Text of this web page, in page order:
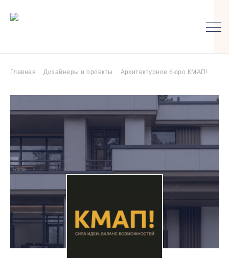
Главная Дизайнеры и проекты Архитектурное бюро КМАП!